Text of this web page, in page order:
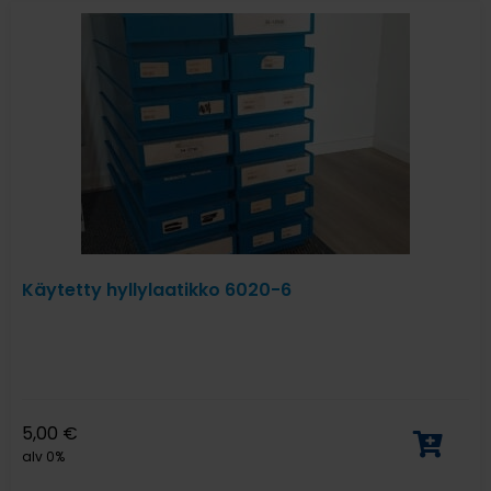
Käytetty hyllylaatikko 6020-6
5,00 €
alv 0%